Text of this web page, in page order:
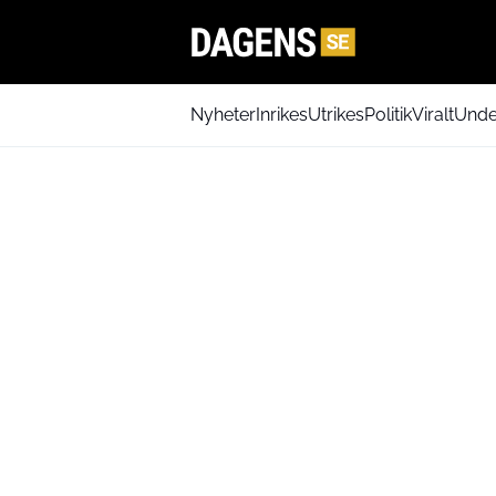
NyheterInrikesUtrikesPolitikViralt